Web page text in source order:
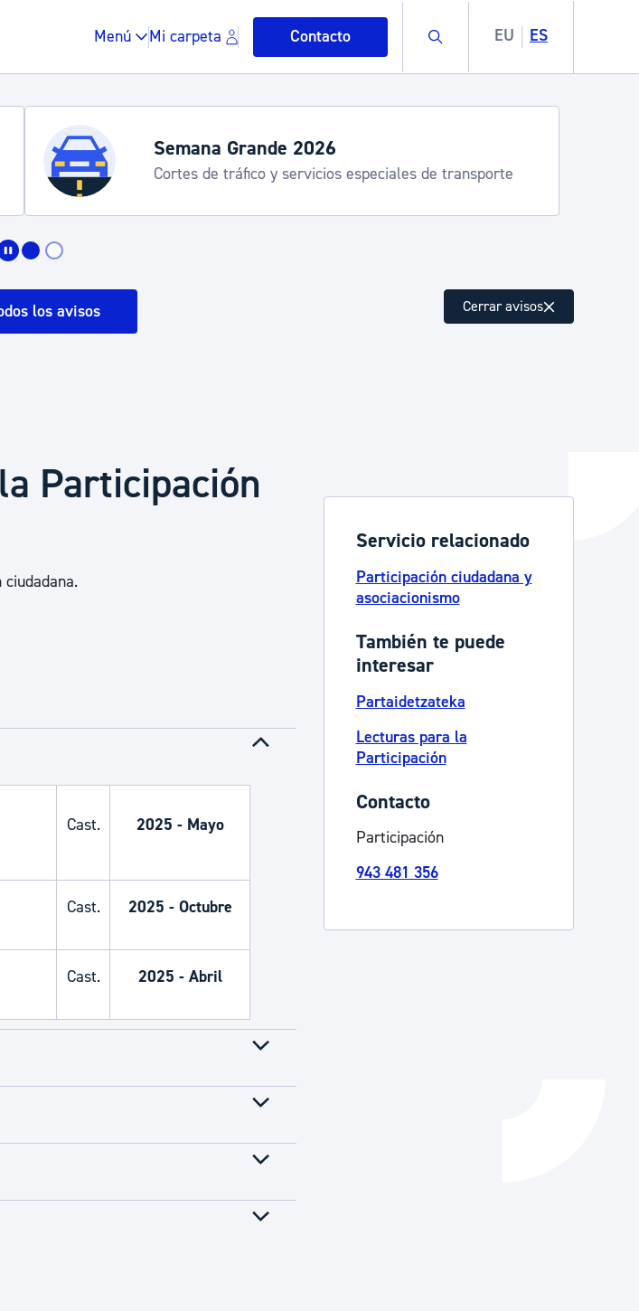
Menú Mi carpeta Contacto Buscar EU ES
Espacio público, residuos y medioambiente
Desarrollo económico y empleo
Administración municipal
Calendario fiscal
Catálogo de trámites
Semana Grande 2026
Cortes de tráfico y servicios especiales de transporte
los avisos Cerrar avisos
Participación
Cast. 2025 - Mayo
Cast. 2025 - Octubre
Cast. 2025 - Abril
Servicio relacionado
Participación ciudadana y
asociacionismo
También te puede
interesar
Partaidetzateka
Lecturas para la
Participación
Contacto
Participación
943 481 356